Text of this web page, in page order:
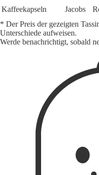
Kaffeekapseln Jacobs
* Der Preis der gezeigten
Unterschiede aufweisen.
Werde benachrichtigt, sobald